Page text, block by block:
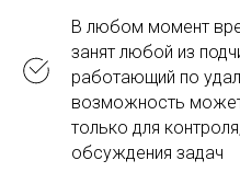
В любом момент
занят любой из
работающий по
возможность
только для
обсуждения задач